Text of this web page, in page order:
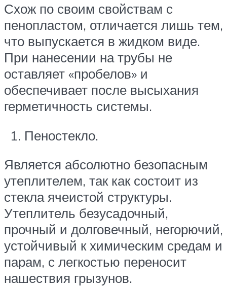
Схож по своим свойствам с
пенопластом, отличается лишь тем,
что выпускается в жидком виде.
При нанесении на трубы не
оставляет «пробелов» и
обеспечивает после высыхания
герметичность системы.
Пеностекло.
Является абсолютно безопасным
утеплителем, так как состоит из
стекла ячеистой структуры.
Утеплитель безусадочный,
прочный и долговечный, негорючий,
устойчивый к химическим средам и
парам, с легкостью переносит
нашествия грызунов.